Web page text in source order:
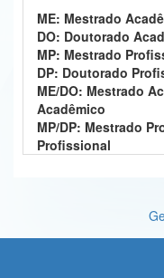
Controladoria-Geral da União
Ministério da Mulher, da Família e
Secretaria-Geral
Secretaria de Governo
ME: Mestrado
DO: Doutorado
MP: Mestrado
DP: Doutorado
ME/DO: Mestrado
Acadêmico
MP/DP: Mestrado
Profissional